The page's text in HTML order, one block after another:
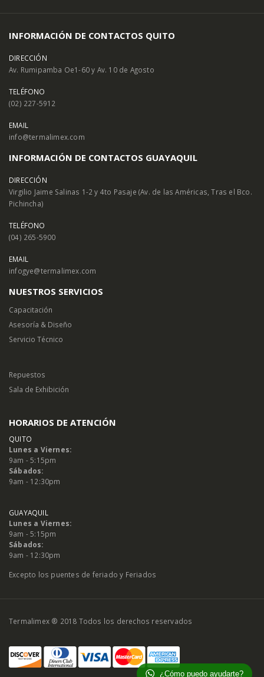
INFORMACIÓN DE CONTACTOS QUITO
DIRECCIÓN
Av. Rumipamba Oe1-60 y Av. 10 de Agosto
TELÉFONO
(02) 227-5912
EMAIL
info@termalimex.com
INFORMACIÓN DE CONTACTOS GUAYAQUIL
DIRECCIÓN
Virgilio Jaime Salinas 1-2 y 4to Pasaje (Av. de las Américas, Tras el Bco.
Pichincha)
TELÉFONO
(04) 265-5900
EMAIL
infogye@termalimex.com
NUESTROS SERVICIOS
Capacitación
Asesoría & Diseño
Servicio Técnico
Repuestos
Sala de Exhibición
HORARIOS DE ATENCIÓN
QUITO
Lunes a Viernes:
9am - 5:15pm
Sábados:
9am - 12:30pm
GUAYAQUIL
Lunes a Viernes:
9am - 5:15pm
Sábados:
9am - 12:30pm
Excepto los puentes de feriado y Feriados
Termalimex ® 2018 Todos los derechos reservados
¿Cómo puedo ayudarte?